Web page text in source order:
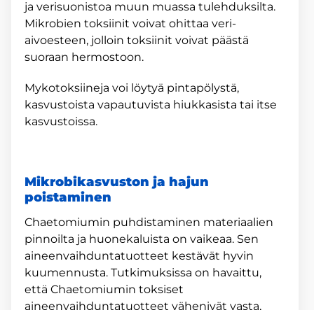
ja verisuonistoa muun muassa tulehduksilta.
Mikrobien toksiinit voivat ohittaa veri-
aivoesteen, jolloin toksiinit voivat päästä
suoraan hermostoon.
Mykotoksiineja voi löytyä pintapölystä,
kasvustoista vapautuvista hiukkasista tai itse
kasvustoissa.
Mikrobikasvuston ja hajun
poistaminen
Chaetomiumin puhdistaminen materiaalien
pinnoilta ja huonekaluista on vaikeaa. Sen
aineenvaihduntatuotteet kestävät hyvin
kuumennusta. Tutkimuksissa on havaittu,
että Chaetomiumin toksiset
aineenvaihduntatuotteet vähenivät vasta,